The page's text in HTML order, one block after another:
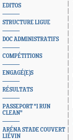
EDITOS
STRUCTURE LIGUE
DOC ADMINISTRATIFS
COMPÉTITIONS
ENGAGÉ(E)S
RÉSULTATS
PASSEPORT "I RUN
CLEAN"
ARÉNA STADE COUVERT
LIÉVIN